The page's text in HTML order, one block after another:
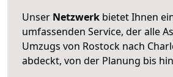
Unser Netzwerk bietet Ihnen
umfassenden Service, der alle
Umzugs von Rostock nach
abdeckt, von der Planung bis